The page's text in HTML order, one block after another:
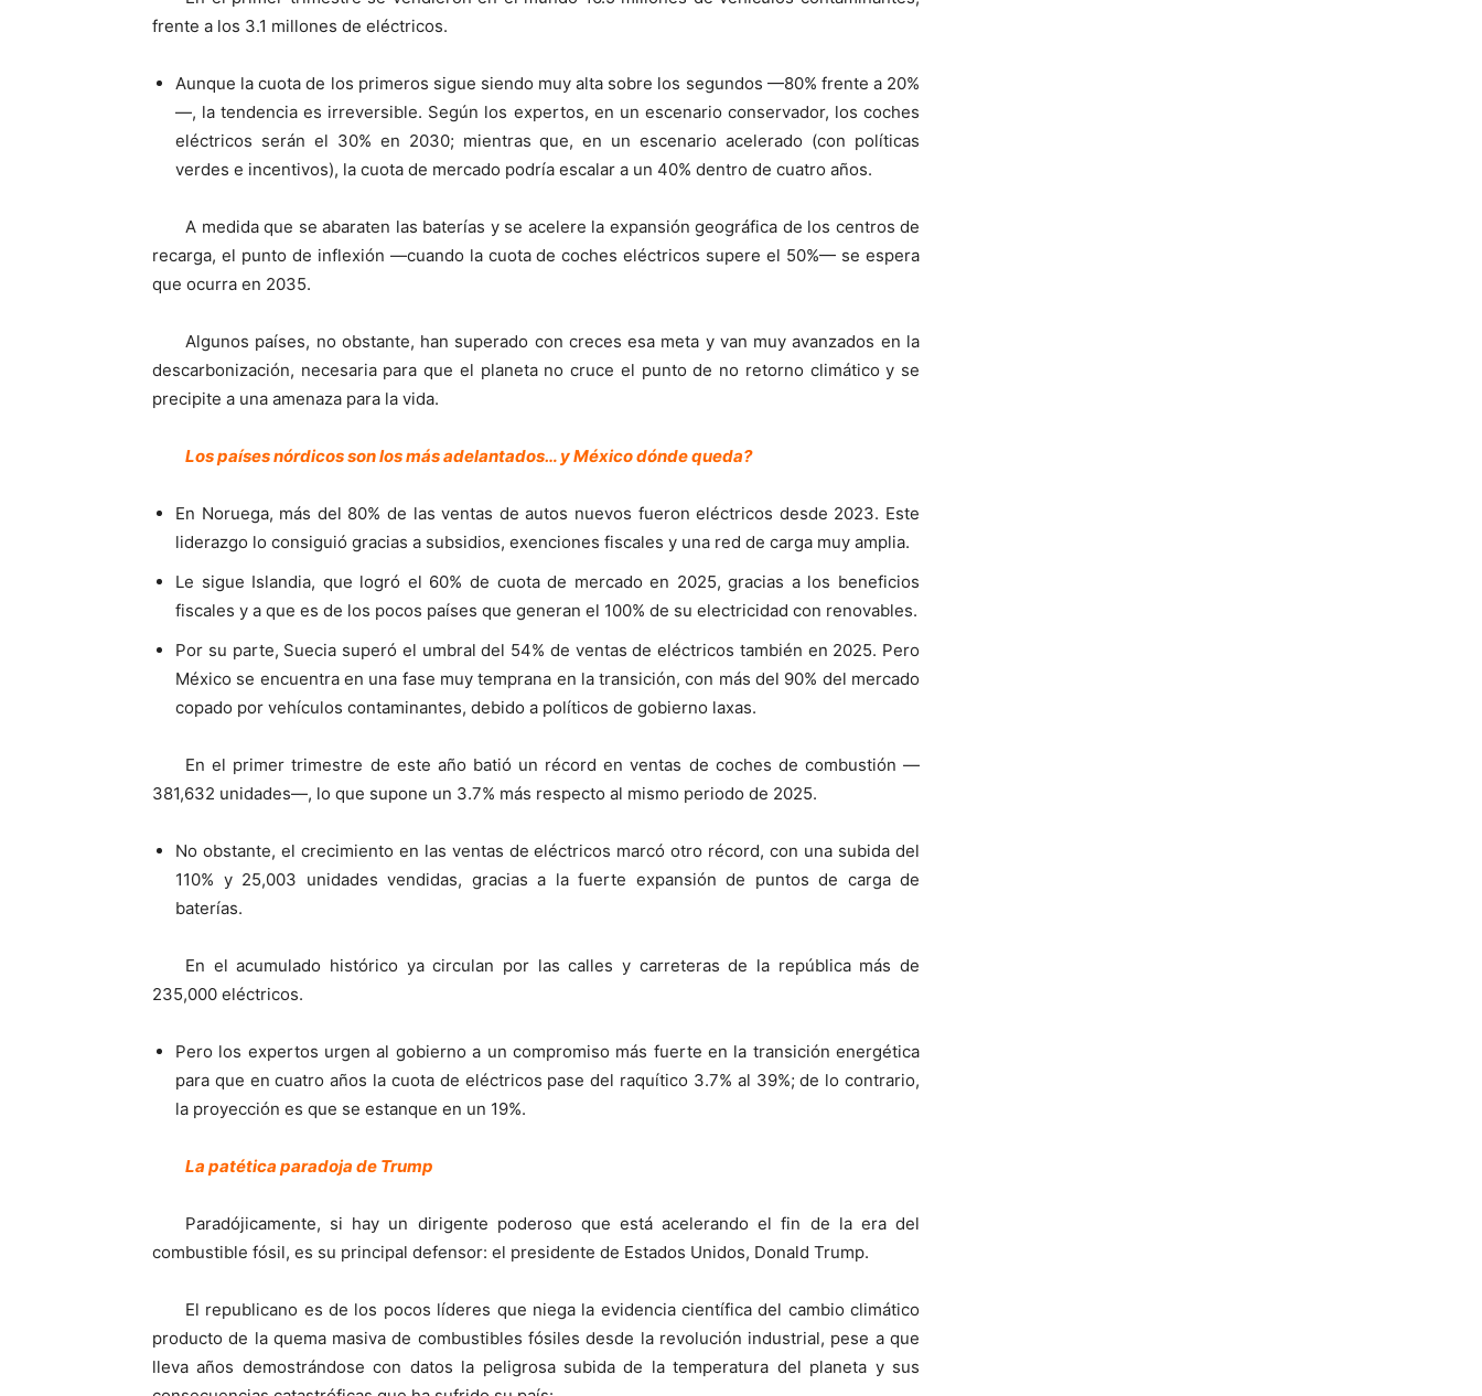
frente a los 3.1 millones de eléctricos.
Aunque la cuota de los primeros sigue siendo muy alta sobre los segundos —80% frente a 20%
—, la tendencia es irreversible. Según los expertos, en un escenario conservador, los coches
eléctricos serán el 30% en 2030; mientras que, en un escenario acelerado (con políticas
verdes e incentivos), la cuota de mercado podría escalar a un 40% dentro de cuatro años.
A medida que se abaraten las baterías y se acelere la expansión geográfica de los centros de
recarga, el punto de inflexión —cuando la cuota de coches eléctricos supere el 50%— se espera
que ocurra en 2035.
Algunos países, no obstante, han superado con creces esa meta y van muy avanzados en la
descarbonización, necesaria para que el planeta no cruce el punto de no retorno climático y se
precipite a una amenaza para la vida.
Los países nórdicos son los más adelantados… y México dónde queda?
En Noruega, más del 80% de las ventas de autos nuevos fueron eléctricos desde 2023. Este
liderazgo lo consiguió gracias a subsidios, exenciones fiscales y una red de carga muy amplia.
Le sigue Islandia, que logró el 60% de cuota de mercado en 2025, gracias a los beneficios
fiscales y a que es de los pocos países que generan el 100% de su electricidad con renovables.
Por su parte, Suecia superó el umbral del 54% de ventas de eléctricos también en 2025. Pero
México se encuentra en una fase muy temprana en la transición, con más del 90% del mercado
copado por vehículos contaminantes, debido a políticos de gobierno laxas.
En el primer trimestre de este año batió un récord en ventas de coches de combustión —
381,632 unidades—, lo que supone un 3.7% más respecto al mismo periodo de 2025.
No obstante, el crecimiento en las ventas de eléctricos marcó otro récord, con una subida del
110% y 25,003 unidades vendidas, gracias a la fuerte expansión de puntos de carga de
baterías.
En el acumulado histórico ya circulan por las calles y carreteras de la república más de
235,000 eléctricos.
Pero los expertos urgen al gobierno a un compromiso más fuerte en la transición energética
para que en cuatro años la cuota de eléctricos pase del raquítico 3.7% al 39%; de lo contrario,
la proyección es que se estanque en un 19%.
La patética paradoja de Trump
Paradójicamente, si hay un dirigente poderoso que está acelerando el fin de la era del
combustible fósil, es su principal defensor: el presidente de Estados Unidos, Donald Trump.
El republicano es de los pocos líderes que niega la evidencia científica del cambio climático
producto de la quema masiva de combustibles fósiles desde la revolución industrial, pese a que
lleva años demostrándose con datos la peligrosa subida de la temperatura del planeta y sus